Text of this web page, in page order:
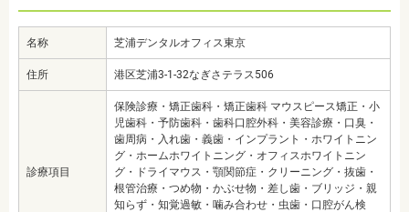
名称 芝浦デンタルオフィス東京
住所 港区芝浦3-1-32なぎさテラス506
診療項目
保険診療・矯正歯科・矯正歯科 マウスピース矯正・小
児歯科・予防歯科・歯科口腔外科・美容診療・口臭・
歯周病・入れ歯・義歯・インプラント・ホワイトニン
グ・ホームホワイトニング・オフィスホワイトニン
グ・ドライマウス・顎関節症・クリーニング・抜歯・
根管治療・つめ物・かぶせ物・差し歯・ブリッジ・親
知らず・知覚過敏・噛み合わせ・虫歯・口腔がん検